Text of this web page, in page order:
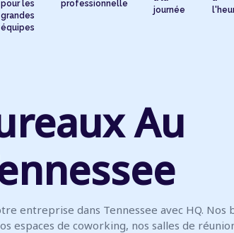
pour les
grandes
équipes
professionnelle
journée
Au
entreprise dans Tennessee avec HQ. Nos
espaces de coworking, nos salles de